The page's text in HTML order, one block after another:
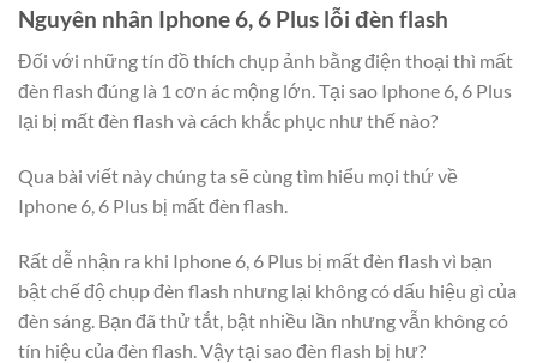
Nguyên nhân Iphone 6, 6 Plus lỗi đèn flash
Đối với những tín đồ thích chụp ảnh bằng điện thoại thì mất
đèn flash đúng là 1 cơn ác mộng lớn. Tại sao Iphone 6, 6 Plus
lại bị mất đèn flash và cách khắc phục như thế nào?
Qua bài viết này chúng ta sẽ cùng tìm hiểu mọi thứ về
Iphone 6, 6 Plus bị mất đèn flash.
Rất dễ nhận ra khi Iphone 6, 6 Plus bị mất đèn flash vì bạn
bật chế độ chụp đèn flash nhưng lại không có dấu hiệu gì của
đèn sáng. Bạn đã thử tắt, bật nhiều lần nhưng vẫn không có
tín hiệu của đèn flash. Vậy tại sao đèn flash bị hư?